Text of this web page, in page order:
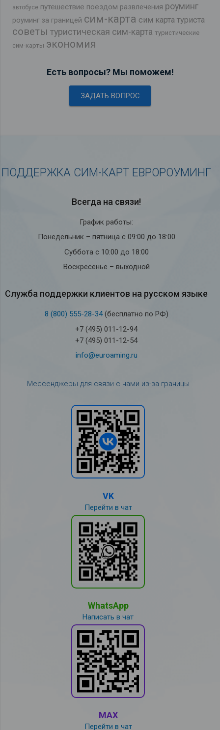
автобусе путешествие поездом развлечения роуминг
роуминг за границей сим-карта сим карта туриста
советы туристическая сим-карта туристические
сим-карты экономия
Есть вопросы? Мы поможем!
ЗАДАТЬ ВОПРОС
ПОДДЕРЖКА СИМ-КАРТ ЕВРОРОУМИНГ
Всегда на связи!
График работы:
Понедельник – пятница с 09:00 до 18:00
Суббота с 10:00 до 18:00
Воскресенье – выходной
Служба под­держки кли­ен­тов на рус­ском языке
8 (800) 555-28-34(бесплатно по РФ)
+7 (495) 011-12-94
+7 (495) 011-12-54
info@euroaming.ru
Мессенджеры для связи с нами из-за границы
VK
Перейти в чат
WhatsApp
Написать в чат
MAX
Перейти в чат